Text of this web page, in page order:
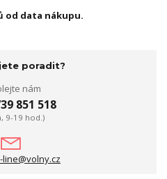
od data nákupu.
poradit?
nám
851 518
9-19 hod.)